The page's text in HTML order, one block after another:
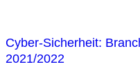
Cyber-Sicherheit:
2021/2022